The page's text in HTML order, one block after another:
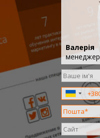
Валерія
менеджер